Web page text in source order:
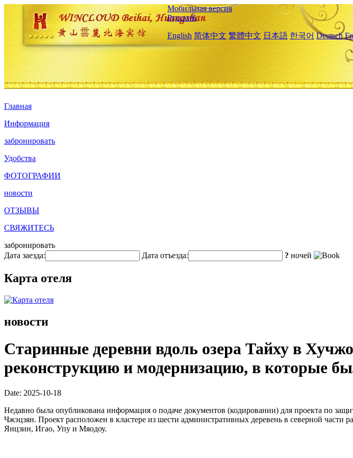
Мобильная версия
Русский
English 简体中文 繁體中文 日本語 한국어 Deutsch
Главная
Информация
забронировать
Удобства
ФОТОГРАФИИ
новости
ОТЗЫВЫ
СВЯЖИТЕСЬ
забронировать
Дата заезда:
Дата отъезда: ? ночей
Карта отеля
новости
Старинные деревни вдоль озера Тайху в
реконструкцию и модернизацию, в которые
Date: 2025-10-18
Недавно была опубликована информация о подаче документов (кодировании) для проекта по
Чжэцзян. Проект расположен в кластере из шести административных деревень в северной
Янцзин, Игао, Упу и Мяодоу.